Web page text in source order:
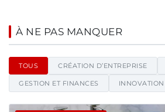
Net1news - Blog
À NE PAS MANQUER
TOUS CRÉATION D’ENTREPRISE
GESTION ET FINANCES